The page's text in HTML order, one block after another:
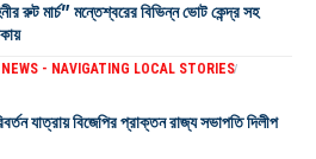
রুট মার্চ” মন্তেশ্বরের বিভিন্ন ভোট কেন্দ্র সহ
- NAVIGATING LOCAL STORIES
যাত্রায় বিজেপির প্রাক্তন রাজ্য সভাপতি দিলীপ